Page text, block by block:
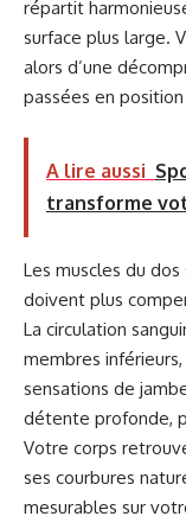
répartit
surface plus large.
alors d’une
passées en
A lire aussi
transforme
Les muscles du
doivent plus
La circulation
membres
sensations de
détente profonde,
Votre corps
ses courbures
mesurables sur